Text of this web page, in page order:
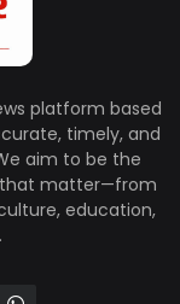
platform based
timely, and
aim to be the
that matter—from
education,